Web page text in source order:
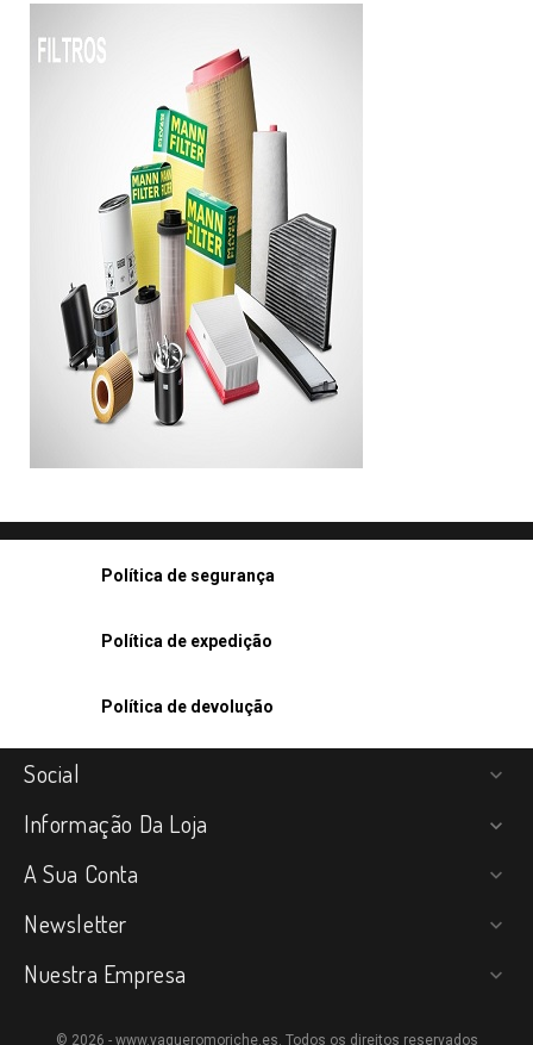
Política de segurança
Política de expedição
Política de devolução
Social 
Informação Da Loja 
A Sua Conta 
Newsletter 
Nuestra Empresa 
© 2026 - www.vaqueromoriche.es. Todos os direitos reservados